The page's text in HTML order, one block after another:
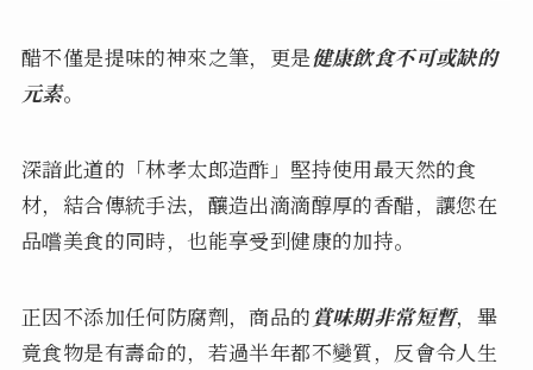
醋不僅是提味的神來之筆，更是健康飲食不可或缺的
元素。
深諳此道的「林孝太郎造酢」堅持使用最天然的食
材，結合傳統手法，釀造出滴滴醇厚的香醋，讓您在
品嚐美食的同時，也能享受到健康的加持。
正因不添加任何防腐劑，商品的 賞味期非常短暫，畢
竟食物是有壽命的，若過半年都不變質，反會令人生